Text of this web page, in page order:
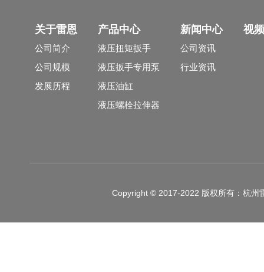
关于雷恩
公司简介
公司规模
发展历程
产品中心
液压扭矩扳手
液压扳手专用泵
液压油缸
液压螺栓拉伸器
新闻中心
公司资讯
行业资讯
视
Copyright © 2017-2022 版权所有：杭州